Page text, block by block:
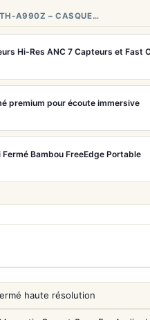
A990Z – CASQUE…
Hi-Res ANC 7 Capteurs et Fast
premium pour écoute immersive
Bambou FreeEdge Portable
haute résolution